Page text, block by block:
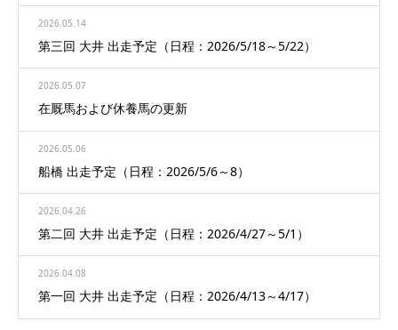
2026.05.14
第三回 大井 出走予定（日程：2026/5/18～5/22）
2026.05.07
在厩馬および休養馬の更新
2026.05.06
船橋 出走予定（日程：2026/5/6～8）
2026.04.26
第二回 大井 出走予定（日程：2026/4/27～5/1）
2026.04.08
第一回 大井 出走予定（日程：2026/4/13～4/17）